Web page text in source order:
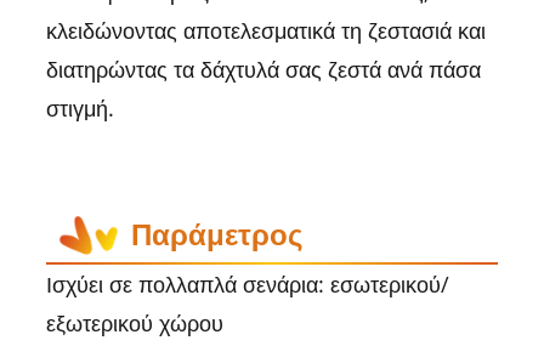
κλειδώνοντας αποτελεσματικά τη ζεστασιά και
διατηρώντας τα δάχτυλά σας ζεστά ανά πάσα
στιγμή.
Παράμετρος
Ισχύει σε πολλαπλά σενάρια: εσωτερικού/
εξωτερικού χώρου